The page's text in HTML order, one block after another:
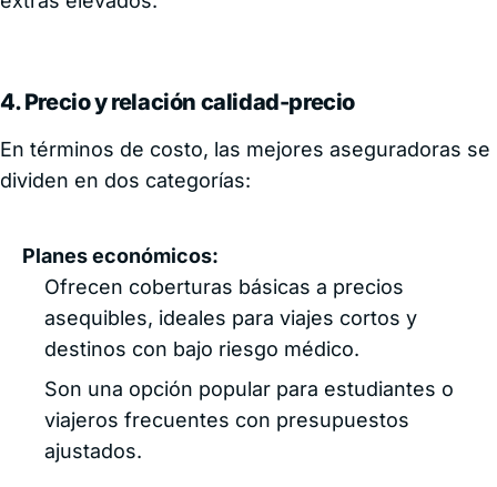
4. Precio y relación calidad-precio
En términos de costo, las mejores aseguradoras se
dividen en dos categorías:
Planes económicos:
Ofrecen coberturas básicas a precios
asequibles, ideales para viajes cortos y
destinos con bajo riesgo médico.
Son una opción popular para estudiantes o
viajeros frecuentes con presupuestos
ajustados.